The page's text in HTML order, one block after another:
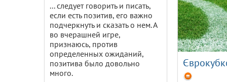
... следует говорить и писать,
если есть позитив, его важно
подчеркнуть и сказать о нем. А
во вчерашней игре,
признаюсь, против
определенных ожиданий,
позитива было довольно
много.